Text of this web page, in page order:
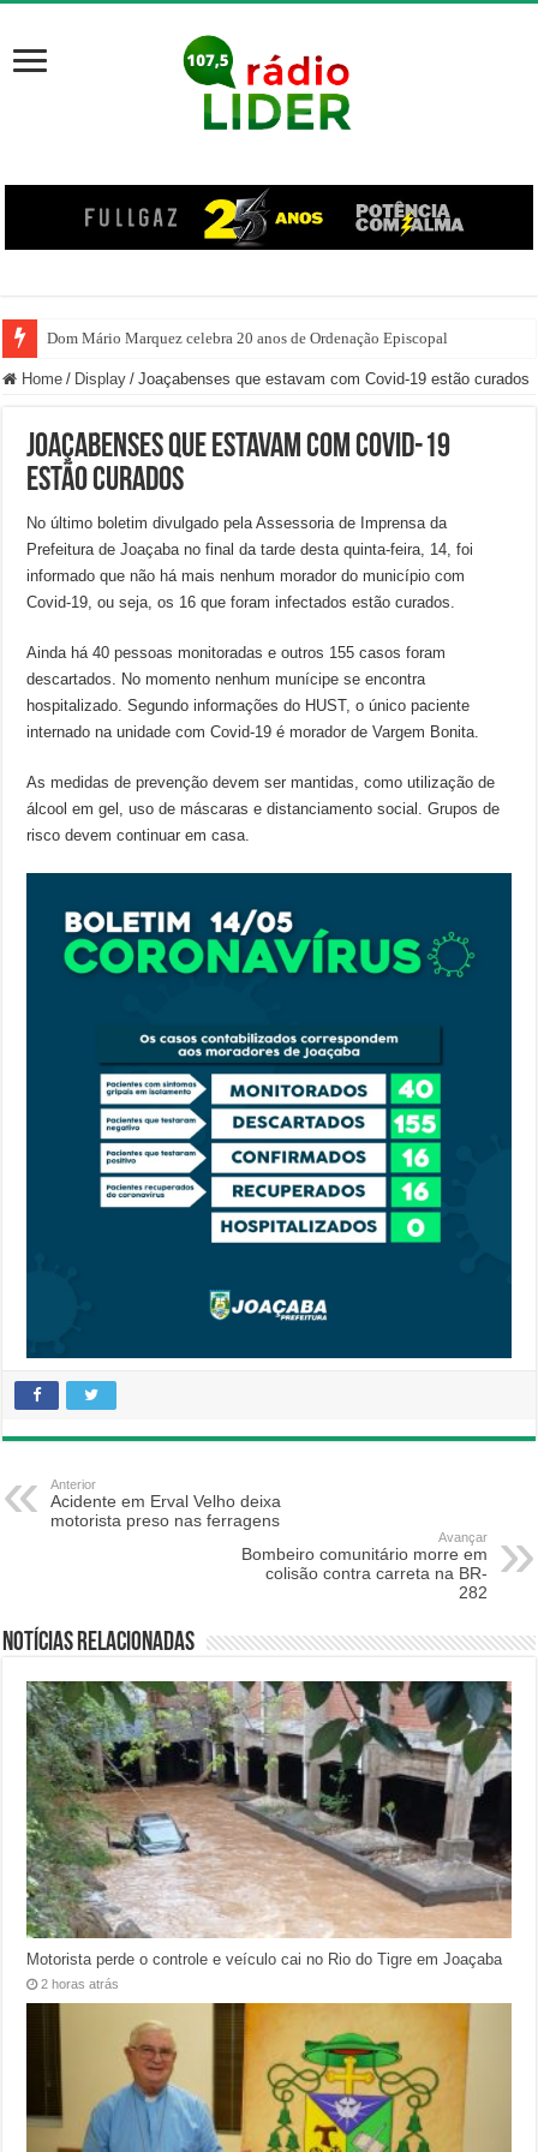
Dom Mário Marquez celebra 20 anos de Ordenação Episcopal
Home / Display / Joaçabenses que estavam com Covid-19 estão curados
Joaçabenses que estavam com Covid-19
estão curados
No último boletim divulgado pela Assessoria de Imprensa da
Prefeitura de Joaçaba no final da tarde desta quinta-feira, 14, foi
informado que não há mais nenhum morador do município com
Covid-19, ou seja, os 16 que foram infectados estão curados.
Ainda há 40 pessoas monitoradas e outros 155 casos foram
descartados. No momento nenhum munícipe se encontra
hospitalizado. Segundo informações do HUST, o único paciente
internado na unidade com Covid-19 é morador de Vargem Bonita.
As medidas de prevenção devem ser mantidas, como utilização de
álcool em gel, uso de máscaras e distanciamento social. Grupos de
risco devem continuar em casa.
Anterior
Acidente em Erval Velho deixa
motorista preso nas ferragens
Avançar
Bombeiro comunitário morre em
colisão contra carreta na BR-
282
Notícias relacionadas
Motorista perde o controle e veículo cai no Rio do Tigre em Joaçaba
2 horas atrás